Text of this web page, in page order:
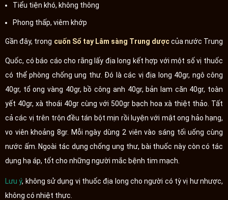
Tiểu tiện khó, không thông
Phong thấp, viêm khớp
Gần đây, trong cuốn Sổ tay Lâm sàng Trung dượccủa nước Trung
Quốc, có báo cáo cho rằng lấy địa long kết hợp với một số vị thuốc
có thể phòng chống ung thư. Đó là các vị địa long 40gr, ngô công
40gr, tổ ong vàng 40gr, bồ công anh 40gr, bản lam căn 40gr, toàn
yết 40gr, xà thoái 40gr cùng với 500gr bạch hoa xà thiệt thảo. Tất
cả các vị trên trộn đều tán bột mịn rồi luyện với mật ong hảo hạng,
vo viên khoảng 8gr. Mỗi ngày dùng 2 viên vào sáng tối uống cùng
nước ấm. Ngoài tác dụng chống ung thư, bài thuốc này còn có tác
dụng hạ áp, tốt cho những người mắc bệnh tim mạch.
Lưu ý, không sử dụng vị thuốc địa long cho người có tỳ vị hư nhược,
không có nhiệt thực.